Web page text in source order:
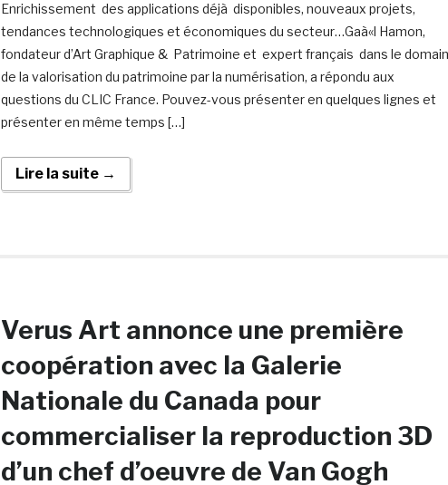
Enrichissement des applications déjà disponibles, nouveaux projets,
tendances technologiques et économiques du secteur…Gaà«l Hamon,
fondateur d’Art Graphique & Patrimoine et expert français dans le
de la valorisation du patrimoine par la numérisation, a répondu aux
questions du CLIC France. Pouvez-vous présenter en quelques lignes et
présenter en même temps […]
Lire la suite →
Verus Art annonce une première
coopération avec la Galerie
Nationale du Canada pour
commercialiser la reproduction 3D
d’un chef d’oeuvre de Van Gogh